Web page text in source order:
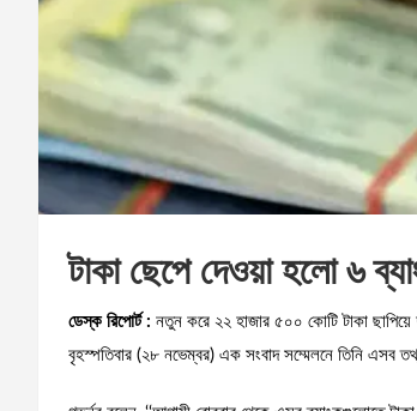
টাকা ছেপে দেওয়া হলো ৬
ডেস্ক রিপোর্ট : নতুন করে ২২ হাজার ৫০০ কোটি টাকা ছাপিয়ে
বৃহস্পতিবার (২৮ নভেম্বর) এক সংবাদ সম্মেলনে তিনি এসব